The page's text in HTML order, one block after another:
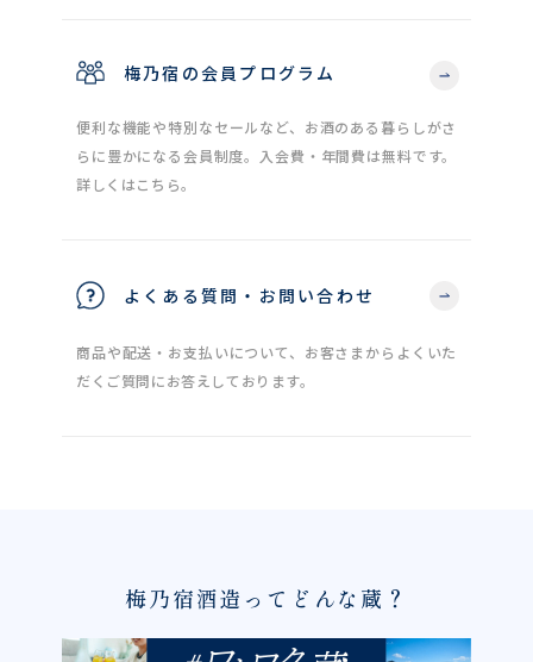
梅乃宿の会員プログラム
便利な機能や特別なセールなど、お酒のある暮らしがさ
らに豊かになる会員制度。入会費・年間費は無料です。
詳しくはこちら。
よくある質問・お問い合わせ
商品や配送・お支払いについて、お客さまからよくいた
だくご質問にお答えしております。
梅乃宿酒造ってどんな蔵？